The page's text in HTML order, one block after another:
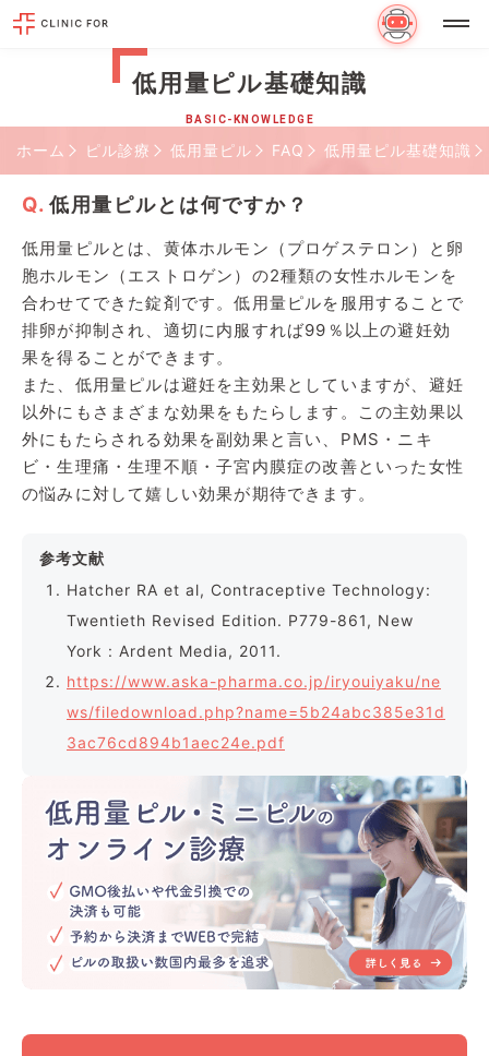
低用量ピル基礎知識
BASIC-KNOWLEDGE
ホーム ピル診療 低用量ピル FAQ 低用量ピル基礎知識
低用量ピルとは何ですか？
低用量ピルとは、黄体ホルモン（プロゲステロン）と卵
胞ホルモン（エストロゲン）の2種類の女性ホルモンを
合わせてできた錠剤です。低用量ピルを服用することで
排卵が抑制され、適切に内服すれば99％以上の避妊効
果を得ることができます。
また、低用量ピルは避妊を主効果としていますが、避妊
以外にもさまざまな効果をもたらします。この主効果以
外にもたらされる効果を副効果と言い、PMS・ニキ
ビ・生理痛・生理不順・子宮内膜症の改善といった女性
の悩みに対して嬉しい効果が期待できます。
参考文献
Hatcher RA et al, Contraceptive Technology:
Twentieth Revised Edition. P779-861, New
York : Ardent Media, 2011.
https://www.aska-pharma.co.jp/iryouiyaku/ne
ws/filedownload.php?name=5b24abc385e31d
3ac76cd894b1aec24e.pdf